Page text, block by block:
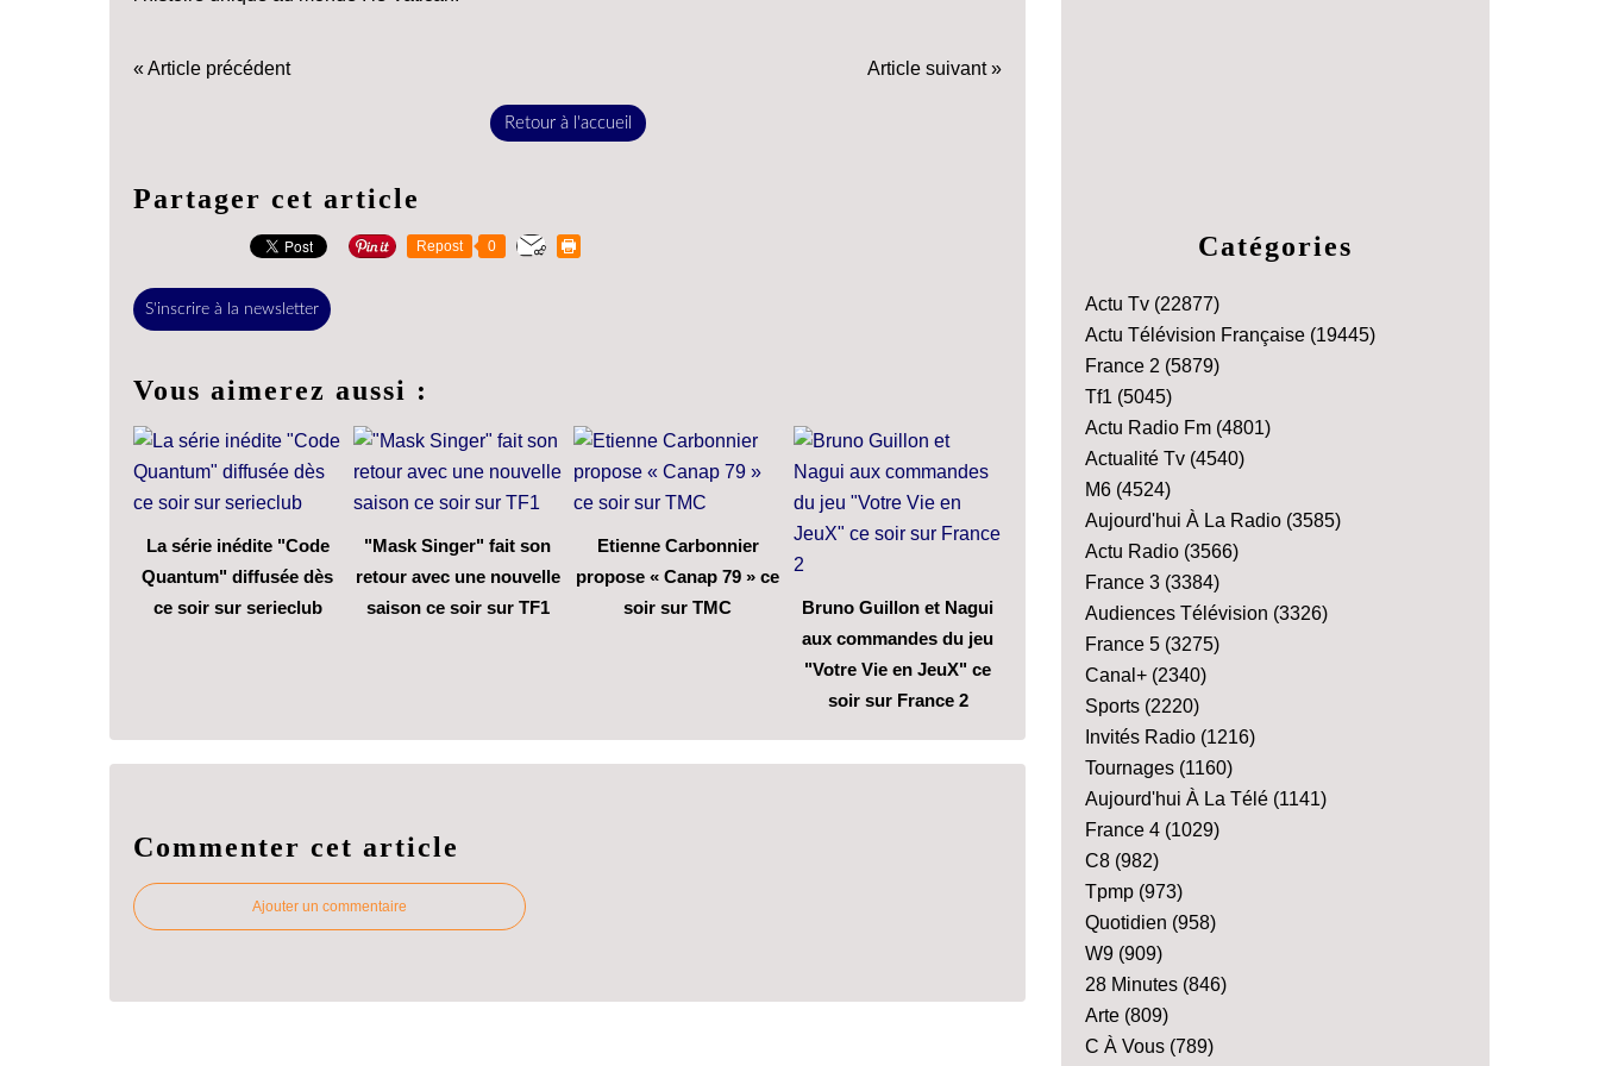
« Article précédent Article suivant »
Retour à l'accueil
Partager cet article
Repost 0
S'inscrire à la newsletter
Vous aimerez aussi :
La série inédite "Code
Quantum" diffusée dès
ce soir sur serieclub
"Mask Singer" fait son
retour avec une nouvelle
saison ce soir sur TF1
Etienne Carbonnier
propose « Canap 79 » ce
soir sur TMC
Bruno Guillon et Nagui
aux commandes du jeu
"Votre Vie en JeuX" ce
soir sur France 2
Commenter cet article
Ajouter un commentaire
Catégories
Actu Tv (22877)
Actu Télévision Française (19445)
France 2 (5879)
Tf1 (5045)
Actu Radio Fm (4801)
Actualité Tv (4540)
M6 (4524)
Aujourd'hui À La Radio (3585)
Actu Radio (3566)
France 3 (3384)
Audiences Télévision (3326)
France 5 (3275)
Canal+ (2340)
Sports (2220)
Invités Radio (1216)
Tournages (1160)
Aujourd'hui À La Télé (1141)
France 4 (1029)
C8 (982)
Tpmp (973)
Quotidien (958)
W9 (909)
28 Minutes (846)
Arte (809)
C À Vous (789)